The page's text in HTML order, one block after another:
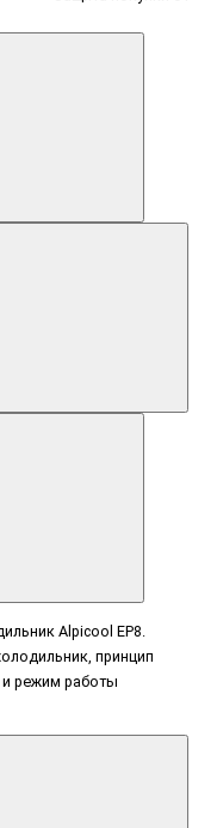
Alpicool EP8.
принцип
режим работы